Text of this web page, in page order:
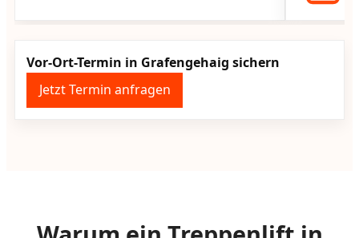
Vor-Ort-Termin in Grafengehaig sichern
Jetzt Termin anfragen